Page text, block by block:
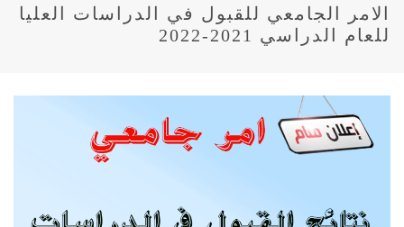
الامر الجامعي للقبول في الدراسات العليا
للعام الدراسي 2021-2022